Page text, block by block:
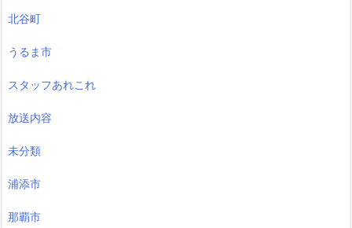
北谷町
うるま市
スタッフあれこれ
放送内容
未分類
浦添市
那覇市